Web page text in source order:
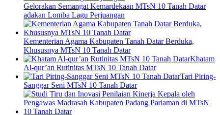
Gelorakan Semangat Kemardekaan MTsN 10 Tanah Datar
adakan Lomba Lagu Perjuangan
Kementerian Agama Kabupaten Tanah Datar Berduka,
Khususnya MTsN 10 Tanah Datar
Khatam
Al-qur’an Rutinitas MTsN 10 Tanah Datar
Tari Piring-
Sanggar Seni MTsN 10 Tanah Datar